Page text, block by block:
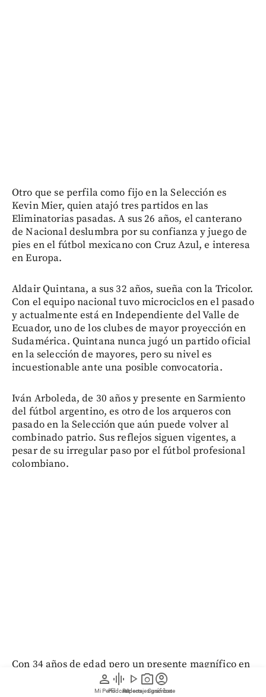
person
Mi Perfil
graphic_eq
Pódcast
play_arrow
Videos
photo_camera
Reportajes gráficos
account_circle
Suscríbete
Otro que se perfila como fijo en la Selección es
Kevin Mier, quien atajó tres partidos en las
Eliminatorias pasadas. A sus 26 años, el canterano
de Nacional deslumbra por su confianza y juego de
pies en el fútbol mexicano con Cruz Azul, e interesa
en Europa.
Aldair Quintana, a sus 32 años, sueña con la Tricolor.
Con el equipo nacional tuvo microciclos en el pasado
y actualmente está en Independiente del Valle de
Ecuador, uno de los clubes de mayor proyección en
Sudamérica. Quintana nunca jugó un partido oficial
en la selección de mayores, pero su nivel es
incuestionable ante una posible convocatoria.
Iván Arboleda, de 30 años y presente en Sarmiento
del fútbol argentino, es otro de los arqueros con
pasado en la Selección que aún puede volver al
combinado patrio. Sus reflejos siguen vigentes, a
pesar de su irregular paso por el fútbol profesional
colombiano.
Con 34 años de edad pero un presente magnífico en
el Independiente Santa Fe, Andrés Mosquera
Marmolejo puede ser considerado aún en la